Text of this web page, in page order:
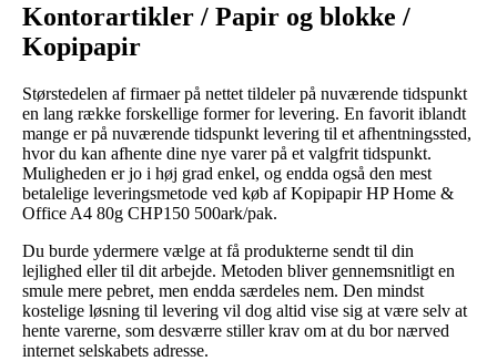
Kontorartikler / Papir og blokke /
Kopipapir
Størstedelen af firmaer på nettet tildeler på nuværende tidspunkt
en lang række forskellige former for levering. En favorit iblandt
mange er på nuværende tidspunkt levering til et afhentningssted,
hvor du kan afhente dine nye varer på et valgfrit tidspunkt.
Muligheden er jo i høj grad enkel, og endda også den mest
betalelige leveringsmetode ved køb af Kopipapir HP Home &
Office A4 80g CHP150 500ark/pak.
Du burde ydermere vælge at få produkterne sendt til din
lejlighed eller til dit arbejde. Metoden bliver gennemsnitligt en
smule mere pebret, men endda særdeles nem. Den mindst
kostelige løsning til levering vil dog altid vise sig at være selv at
hente varerne, som desværre stiller krav om at du bor nærved
internet selskabets adresse.